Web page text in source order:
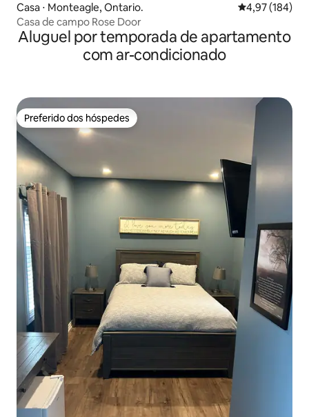
Casa ⋅ Monteagle, Ontario. 4,97 de uma
4,97 (184)
Casa de campo Rose Door
Aluguel por temporada de apartamento
com ar-condicionado
Preferido dos hóspedes
Preferido dos hóspedes